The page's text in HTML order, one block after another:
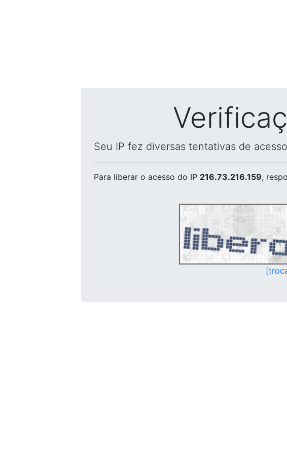
Seu IP fez diversas tentativas de
Para liberar o acesso do IP 216.73.216.159,